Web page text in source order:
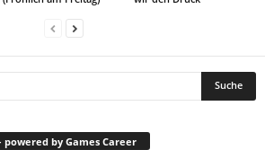
by Games Career